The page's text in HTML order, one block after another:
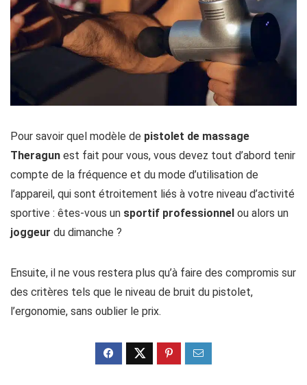
Pour savoir quel modèle de pistolet de massage
Theragun est fait pour vous, vous devez tout d’abord tenir
compte de la fréquence et du mode d’utilisation de
l’appareil, qui sont étroitement liés à votre niveau d’activité
sportive : êtes-vous un sportif professionnel ou alors un
joggeur du dimanche ?
Ensuite, il ne vous restera plus qu’à faire des compromis sur
des critères tels que le niveau de bruit du pistolet,
l’ergonomie, sans oublier le prix.